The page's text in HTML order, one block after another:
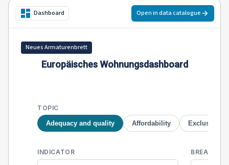
Dashboard Open in data catalogue
Neues Armaturenbrett
Europäisches Wohnungsdashboard